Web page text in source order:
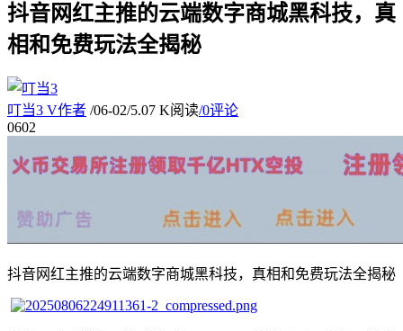
抖音网红主推的云端数字商城黑科技，真
相和免费玩法全揭秘
叮当3 V作者 /06-02/5.07 K阅读/0评论
0602
抖音网红主推的云端数字商城黑科技，真相和免费玩法全揭秘